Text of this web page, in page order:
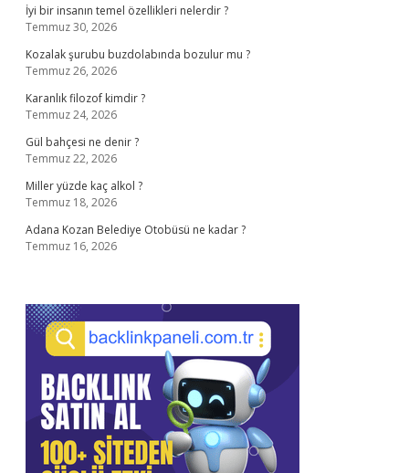
İyi bir insanın temel özellikleri nelerdir ?
Temmuz 30, 2026
Kozalak şurubu buzdolabında bozulur mu ?
Temmuz 26, 2026
Karanlık filozof kimdir ?
Temmuz 24, 2026
Gül bahçesi ne denir ?
Temmuz 22, 2026
Miller yüzde kaç alkol ?
Temmuz 18, 2026
Adana Kozan Belediye Otobüsü ne kadar ?
Temmuz 16, 2026